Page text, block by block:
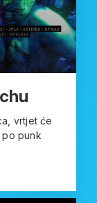
vrtjet će
punk